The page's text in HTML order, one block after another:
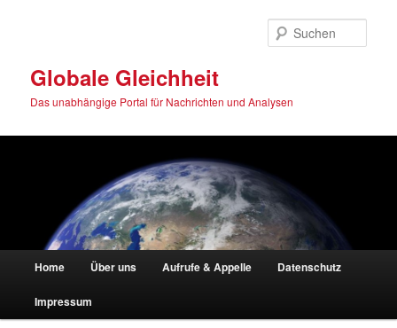
Globale Gleichheit
Das unabhängige Portal für Nachrichten und Analysen
HauptmenüHome Über uns Aufrufe & Appelle Datenschutz
Impressum